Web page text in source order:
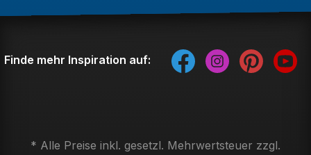
Finde mehr Inspiration auf:
* Alle Preise inkl. gesetzl. Mehrwertsteuer zzgl.